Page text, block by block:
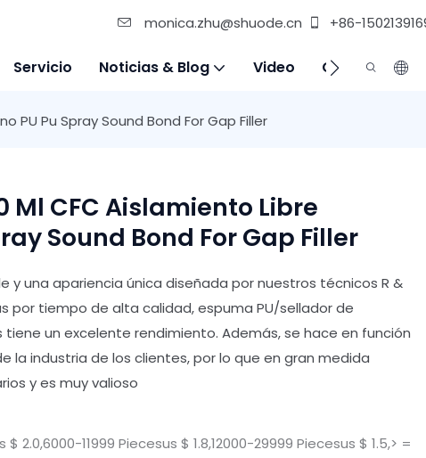
monica.zhu@shuode.cn +86-
Servicio Noticias & Blog Video Contáctenos
PU Pu Spray Sound Bond For Gap Filler
Ml CFC Aislamiento Libre
Sound Bond For Gap Filler
y una apariencia única diseñada por nuestros técnicos R &
por tiempo de alta calidad, espuma PU/sellador de
un excelente rendimiento. Además, se hace en función
la industria de los clientes, por lo que en gran medida
y es muy valioso
2.0,6000-11999 Piecesus $ 1.8,12000-29999 Piecesus $ 1.5,> =